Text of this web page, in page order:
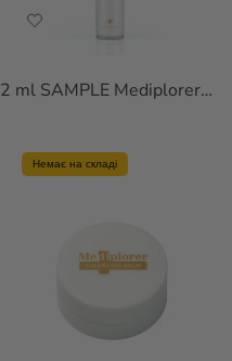
2 ml SAMPLE Mediplorer Radiance Lift Lotion
Немає на складі